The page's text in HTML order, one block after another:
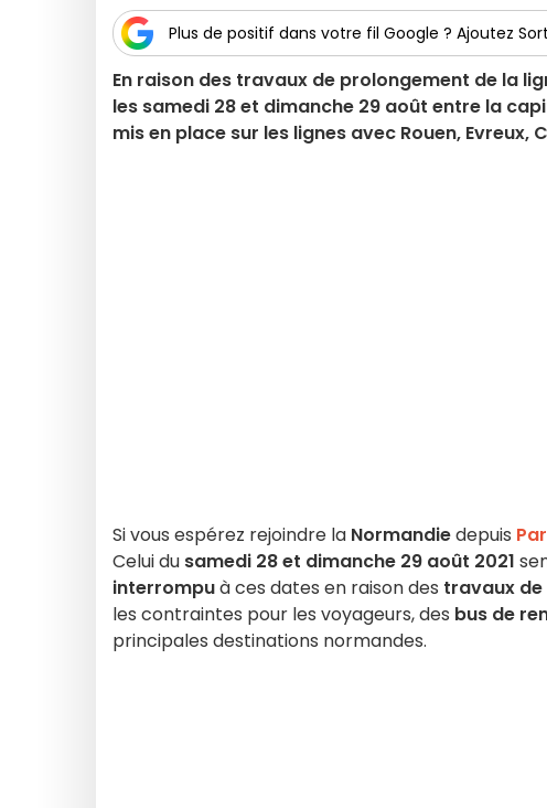
Plus de positif dans votre fil Google ? Ajoutez
En raison des travaux de prolongement de la
les samedi 28 et dimanche 29 août entre la
mis en place sur les lignes avec Rouen, Evreux,
Si vous espérez rejoindre la Normandiedepuis
Celui du samedi 28 et dimanche 29 août 2021
interrompuà ces dates en raison des travaux de
les contraintes pour les voyageurs, des bus de
principales destinations normandes.